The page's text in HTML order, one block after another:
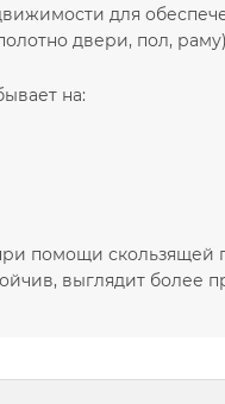
для
двери, пол, раму)
на:
помощи скользящей
выглядит более